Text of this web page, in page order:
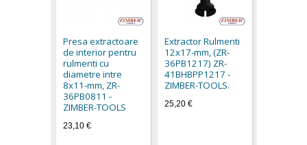
Presa extractoare
de interior pentru
rulmenti cu
diametre intre
8х11-mm, ZR-
36PB0811 -
ZIMBER-TOOLS
23,10 €
Extractor Rulmenti
12х17-mm, (ZR-
36PB1217) ZR-
41BHBPP1217 -
ZIMBER-TOOLS.
25,20 €